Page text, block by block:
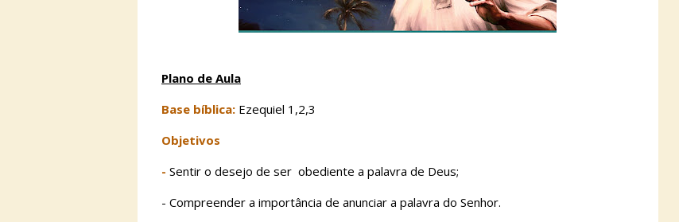
Plano de Aula
Base bíblica: Ezequiel 1,2,3
Objetivos
- Sentir o desejo de ser obediente a palavra de Deus;
- Compreender a importância de anunciar a palavra do Senhor.